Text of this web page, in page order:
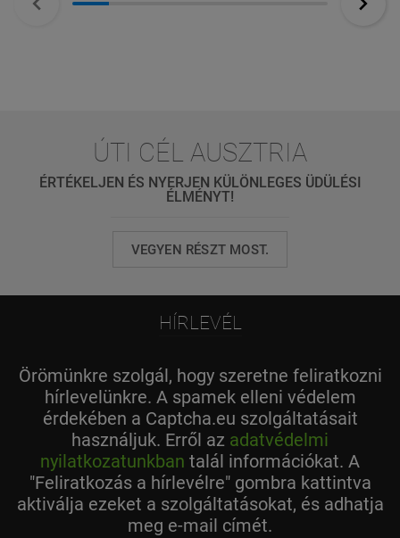
ÚTI CÉL AUSZTRIA
ÉRTÉKELJEN ÉS NYERJEN KÜLÖNLEGES ÜDÜLÉSI
ÉLMÉNYT!
VEGYEN RÉSZT MOST.
HÍRLEVÉL
Örömünkre szolgál, hogy szeretne feliratkozni
hírlevelünkre. A spamek elleni védelem
érdekében a Captcha.eu szolgáltatásait
használjuk. Erről az adatvédelmi
nyilatkozatunkban talál információkat. A
"Feliratkozás a hírlevélre" gombra kattintva
aktiválja ezeket a szolgáltatásokat, és adhatja
meg e-mail címét.